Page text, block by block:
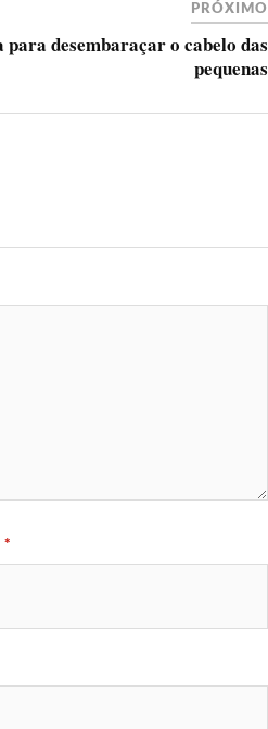
PRÓXIMO
para desembaraçar o cabelo das
pequenas
*